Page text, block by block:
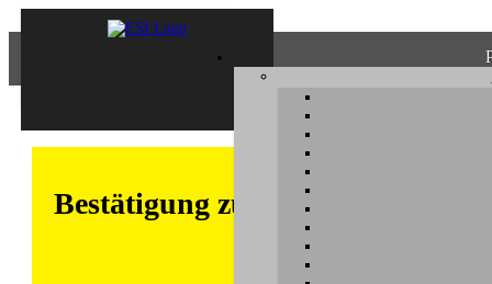
Bestätigung zum Datenschutz